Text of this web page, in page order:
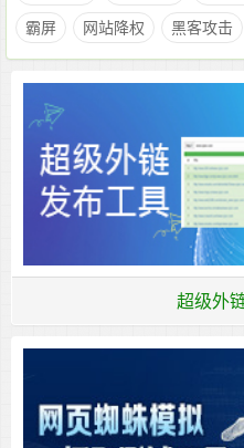
霸屏
网站降权 黑客攻击
超级外